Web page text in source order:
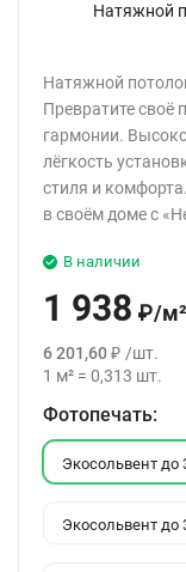
Натяжной
Натяжной
Превратите своё
гармонии.
лёгкость
стиля и
в своём доме с
В наличии
1 938 ₽/м²
6 201,60₽ /шт.
1 м² = 0,313 шт.
Фотопечать:
Экосольвент до
Экосольвент до